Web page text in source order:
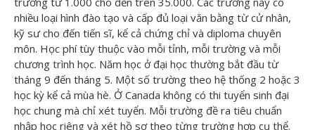
nhiều loại hình đào tạo và cấp đủ loại văn bằng từ cử nhân,
kỹ sư cho đến tiến sĩ, kể cả chứng chỉ và diploma chuyên
môn. Học phí tùy thuộc vào mỗi tỉnh, mỗi trường và mỗi
chương trình học. Năm học ở đại học thường bắt đầu từ
tháng 9 đến tháng 5. Một số trường theo hệ thống 2 hoặc 3
học kỳ kể cả mùa hè. Ở Canada không có thi tuyển sinh đại
học chung mà chỉ xét tuyển. Mỗi trường đề ra tiêu chuẩn
nhập học riêng và xét hồ sơ theo từng trường hợp cụ thể.